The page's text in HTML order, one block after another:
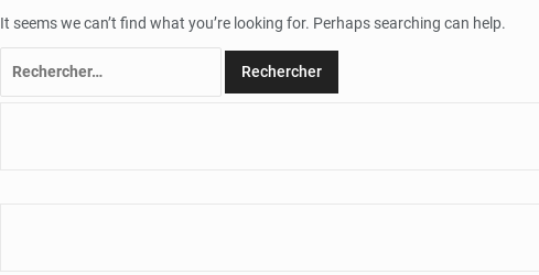
It seems we can’t find what you’re looking for. Perhaps searching can help.